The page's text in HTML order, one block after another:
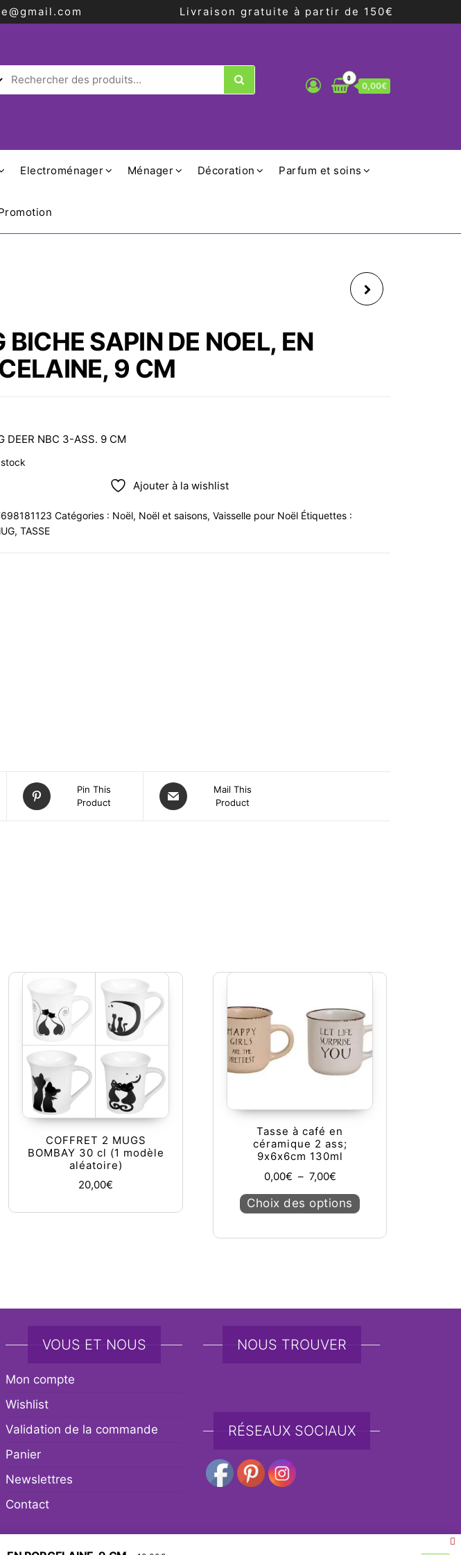
Livraison gratuite à partir de 150€
0
0,00€
Electroménager Ménager Décoration Parfum et soins
PORCELAINE 9 CM
BICHE SAPIN DE NOEL, EN
9 CM
DEER NBC 3-ASS. 9 CM
Ajouter à la wishlist
Catégories : Noël, Noël et saisons, Vaisselle pour Noël Étiquettes :
, TASSE
Pin This
Product
Mail This
Product
a plusieurs variations. Les options peuvent être choisies sur la page du produit
COFFRET 2 MUGS
BOMBAY 30 cl (1 modèle
aléatoire)
20,00€
Tasse à café en
céramique 2 ass;
9x6x6cm 130ml
0,00€ – 7,00€Plage de prix : 0,00€ à
Choix des options Ce produit a
VOUS ET NOUS
Mon compte
Wishlist
Validation de la commande
Panier
Newslettres
Contact
NOUS TROUVER
RÉSEAUX SOCIAUX